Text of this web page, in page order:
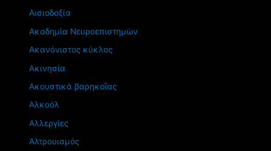
Αισιοδοξία
Ακαδημία Νευροεπιστημών
Ακανόνιστος κύκλος
Ακινησία
Ακουστικά βαρηκοΐας
Αλκοόλ
Αλλεργίες
Αλτρουισμός